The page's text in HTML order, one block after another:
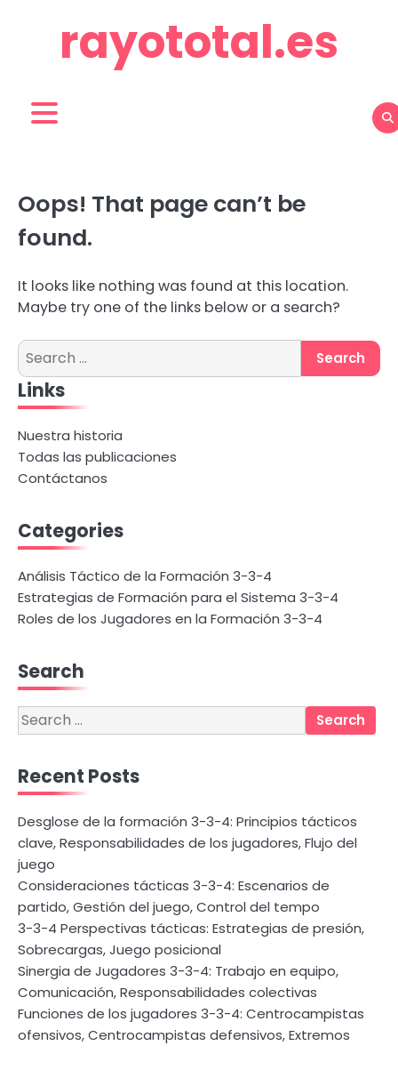
rayototal.es
Oops! That page can’t be
found.
It looks like nothing was found at this location.
Maybe try one of the links below or a search?
Search
for:
Links
Nuestra historia
Todas las publicaciones
Contáctanos
Categories
Análisis Táctico de la Formación 3-3-4
Estrategias de Formación para el Sistema 3-3-4
Roles de los Jugadores en la Formación 3-3-4
Search
Search
for:
Recent Posts
Desglose de la formación 3-3-4: Principios tácticos
clave, Responsabilidades de los jugadores, Flujo del
juego
Consideraciones tácticas 3-3-4: Escenarios de
partido, Gestión del juego, Control del tempo
3-3-4 Perspectivas tácticas: Estrategias de presión,
Sobrecargas, Juego posicional
Sinergia de Jugadores 3-3-4: Trabajo en equipo,
Comunicación, Responsabilidades colectivas
Funciones de los jugadores 3-3-4: Centrocampistas
ofensivos, Centrocampistas defensivos, Extremos